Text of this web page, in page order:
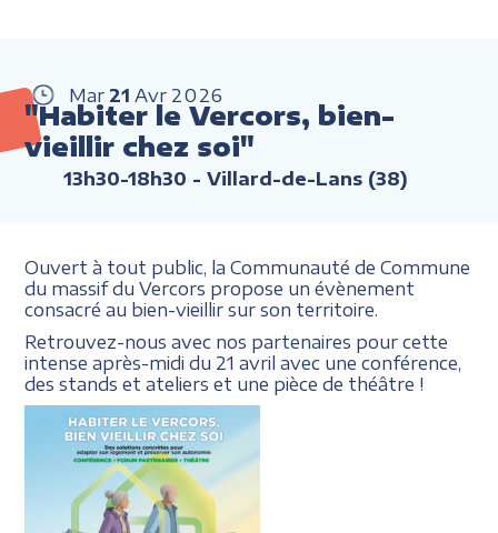
Mar 21 Avr 2026
"Habiter le Vercors, bien-
vieillir chez soi"
13h30-18h30 - Villard-de-Lans (38)
Ouvert à tout public, la Communauté de Commune
du massif du Vercors propose un évènement
consacré au bien-vieillir sur son territoire.
Retrouvez-nous avec nos partenaires pour cette
intense après-midi du 21 avril avec une conférence,
des stands et ateliers et une pièce de théâtre !